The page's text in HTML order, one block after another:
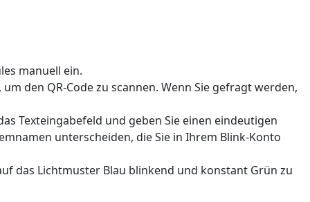
manuell ein.
den QR-Code zu scannen. Wenn Sie gefragt werden,
Texteingabefeld und geben Sie einen eindeutigen
unterscheiden, die Sie in Ihrem Blink-Konto
das Lichtmuster Blau blinkend und konstant Grün zu